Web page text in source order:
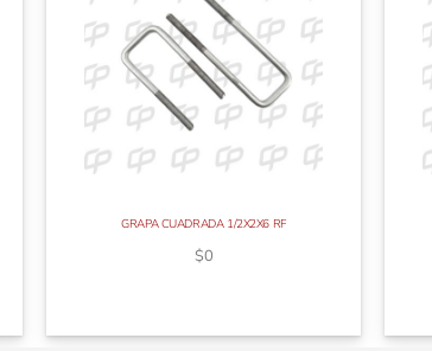
GRAPA CUADRADA 1/2X2X6 RF
$0